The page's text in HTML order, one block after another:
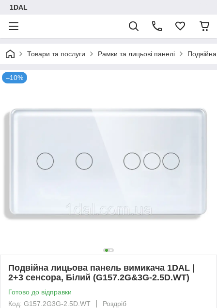
1DAL
Товари та послуги Рамки та лицьові панелі
–10%
Подвійна лицьова панель вимикача 1DAL |
2+3 сенсора, Білий (G157.2G&3G-2.5D.WT)
Готово до відправки
Код: G157.2G3G-2.5D.WT
Роздріб